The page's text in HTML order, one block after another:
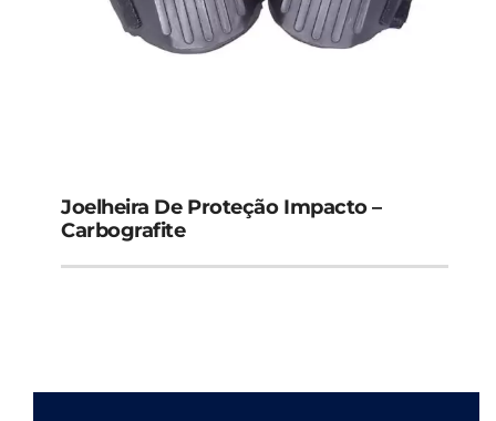
Joelheira De Proteção Impacto –
Carbografite